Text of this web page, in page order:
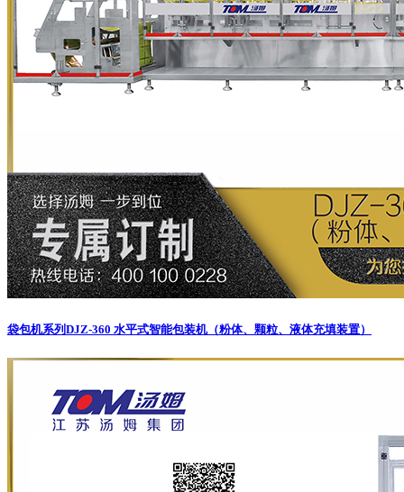
袋包机系列 DJZ-360 水平式智能包装机（粉体、颗粒、液体充填装置）